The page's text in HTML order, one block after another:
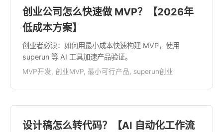
创业公司怎么快速做 MVP？【2026年
低成本方案】
创业者必读：如何用最小成本快速构建 MVP，使用
superun 等 AI 工具加速产品验证。
MVP开发, 创业MVP, 最小可行产品, superun创业
设计稿怎么转代码？【AI 自动化工作流